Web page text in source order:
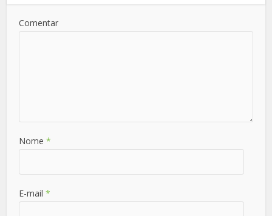
Comentar
Nome*
E-mail*